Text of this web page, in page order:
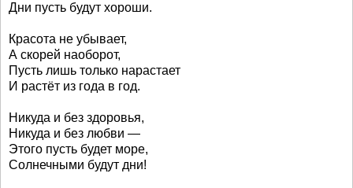
Дни пусть будут хороши.
Красота не убывает,
А скорей наоборот,
Пусть лишь только нарастает
И растёт из года в год.
Никуда и без здоровья,
Никуда и без любви —
Этого пусть будет море,
Солнечными будут дни!